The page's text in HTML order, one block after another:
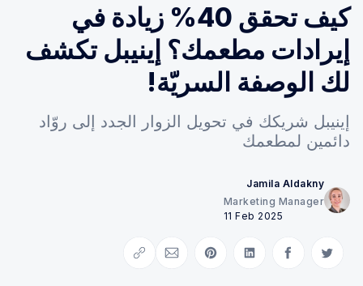
كيف تحقق 40% زيادة في
إيرادات مطعمك؟ إينيبل تكشف
لك الوصفة السريّة!
إينيبل شريكك في تحويل الزوار الجدد إلى روّاد
دائمين لمطعمك
Jamila Aldakny
Marketing Manager
11 Feb 2025
Share on Twitter
Share on Facebook
Share on LinkedIn
Share on Pinterest
Share via Email
Copy link